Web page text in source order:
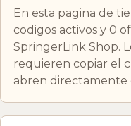
En esta pagina de
codigos activos y 0
SpringerLink Shop.
requieren copiar el
abren directamente